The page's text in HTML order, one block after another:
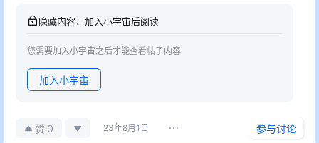
隐藏内容，加入小宇宙后阅读
您需要加入小宇宙之后才能查看帖子内容
加入小宇宙
赞 0 23年8月1日 参与讨论